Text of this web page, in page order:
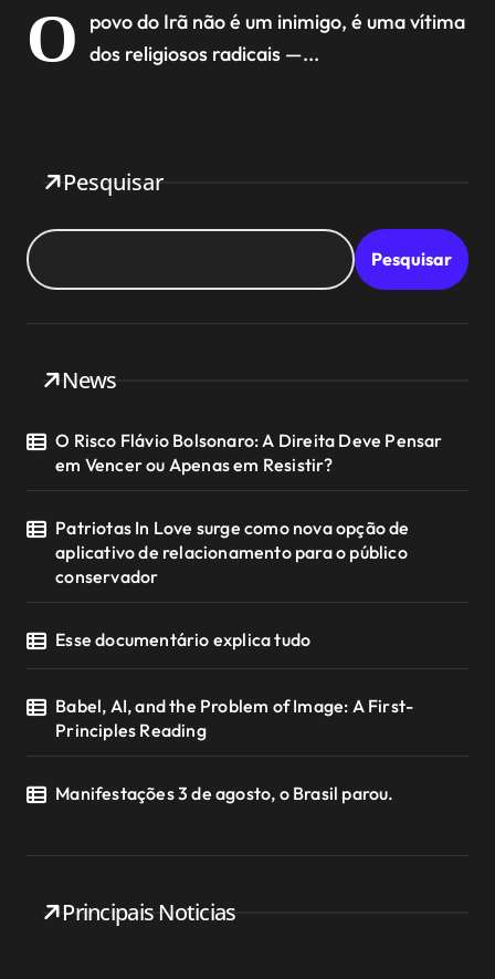
O
povo do Irã não é um inimigo, é uma vítima
dos religiosos radicais —...
Pesquisar
Pesquisar
News
O Risco Flávio Bolsonaro: A Direita Deve Pensar
em Vencer ou Apenas em Resistir?
Patriotas In Love surge como nova opção de
aplicativo de relacionamento para o público
conservador
Esse documentário explica tudo
Babel, AI, and the Problem of Image: A First-
Principles Reading
Manifestações 3 de agosto, o Brasil parou.
Principais Noticias